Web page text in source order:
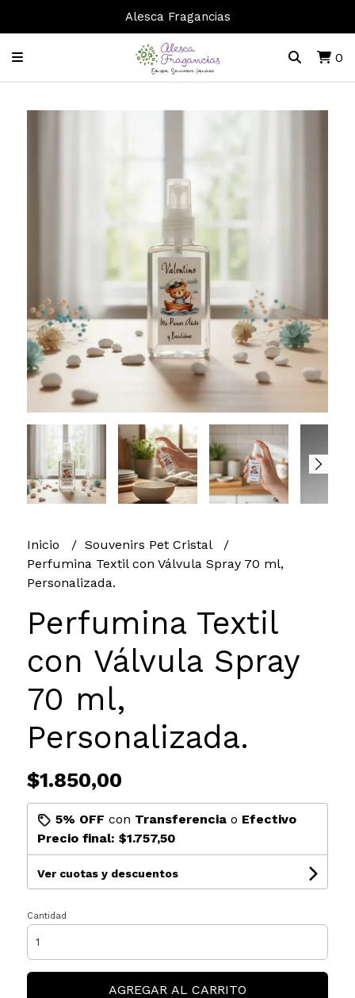
Alesca Fragancias
0
Inicio
Souvenirs Pet Cristal
Perfumina Textil con Válvula Spray 70 ml,
Personalizada.
Perfumina Textil
con Válvula Spray
70 ml,
Personalizada.
$1.850,00
5% OFF con Transferenciao Efectivo
Precio final: $1.757,50
Ver cuotas y descuentos
Cantidad
AGREGAR AL CARRITO